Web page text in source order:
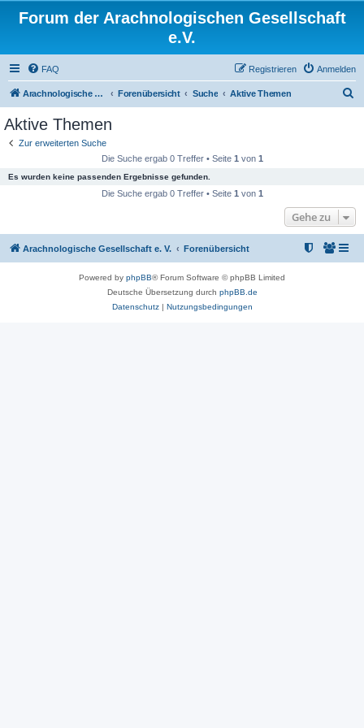
Forum der Arachnologischen Gesellschaft
e.V.
FAQ Anmelden
Registrieren
Arachnologische Gesellschaft e. V. Forenübersicht Suche Aktive Themen
Aktive Themen
Zur erweiterten Suche
Die Suche ergab 0 Treffer • Seite 1 von 1
Es wurden keine passenden Ergebnisse gefunden.
Die Suche ergab 0 Treffer • Seite 1 von 1
Gehe zu
Arachnologische Gesellschaft e. V. Forenübersicht
Powered by phpBB® Forum Software © phpBB Limited
Deutsche Übersetzung durch phpBB.de
Datenschutz| Nutzungsbedingungen